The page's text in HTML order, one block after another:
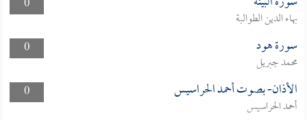
بهاء الدين الطوالبة
0
سورة هود
محمد جبريل
0
الأذان- بصوت أحمد الحراسيس
أحمد الحراسيس